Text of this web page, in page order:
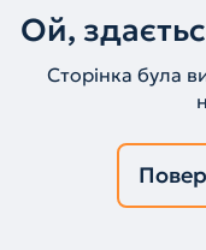
Ой,
Сторінка була